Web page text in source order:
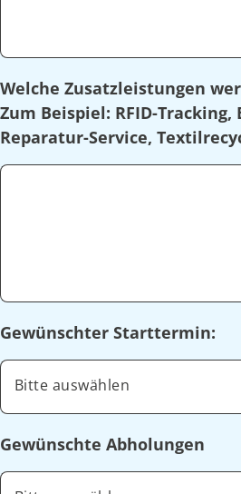
Welche Zusatzleistungen
Zum Beispiel: RFID-
Reparatur-Service,
Gewünschter Starttermin:
Bitte auswählen
Gewünschte Abholungen